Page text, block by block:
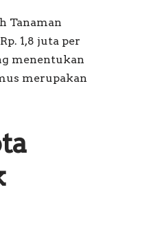
Tanaman
1,8 juta per
menentukan
merupakan